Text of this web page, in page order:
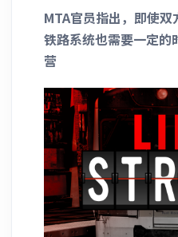
MTA官员指出，即使双
铁路系统也需要一定的
营